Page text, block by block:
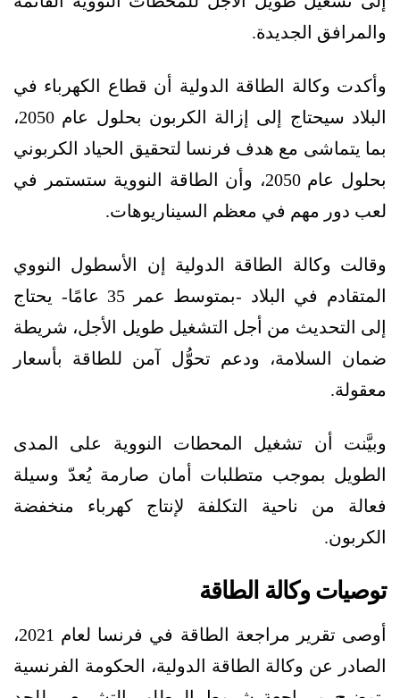
والمرافق الجديدة.
وأكدت وكالة الطاقة الدولية أن قطاع الكهرباء في
البلاد سيحتاج إلى إزالة الكربون بحلول عام 2050،
بما يتماشى مع هدف فرنسا لتحقيق الحياد الكربوني
بحلول عام 2050، وأن الطاقة النووية ستستمر في
لعب دور مهم في معظم السيناريوهات.
وقالت وكالة الطاقة الدولية إن الأسطول النووي
المتقادم في البلاد -بمتوسط ​​عمر 35 عامًا- يحتاج
إلى التحديث من أجل التشغيل طويل الأجل، شريطة
ضمان السلامة، ودعم تحوُّل آمن للطاقة بأسعار
معقولة.
وبيَّنت أن تشغيل المحطات النووية على المدى
الطويل بموجب متطلبات أمان صارمة يُعدّ وسيلة
فعالة من ناحية التكلفة لإنتاج كهرباء منخفضة
الكربون.
توصيات وكالة الطاقة
أوصى تقرير مراجعة الطاقة في فرنسا لعام 2021،
الصادر عن وكالة الطاقة الدولية، الحكومة الفرنسية